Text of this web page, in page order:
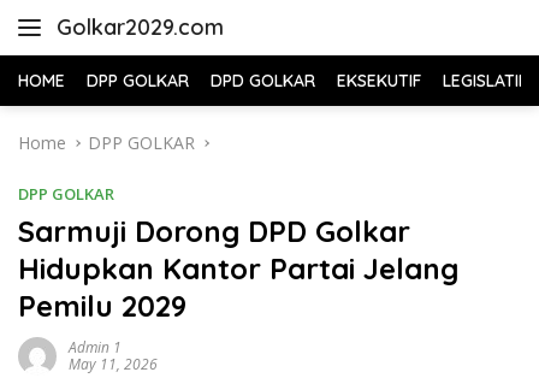
Golkar2029.com
HOME DPP GOLKAR DPD GOLKAR EKSEKUTIF LEGISLATIF
Home DPP GOLKAR
DPP GOLKAR
Sarmuji Dorong DPD Golkar
Hidupkan Kantor Partai Jelang
Pemilu 2029
Admin 1
May 11, 2026